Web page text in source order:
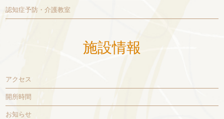
認知症予防・介護教室
施設情報
アクセス
開所時間
お知らせ